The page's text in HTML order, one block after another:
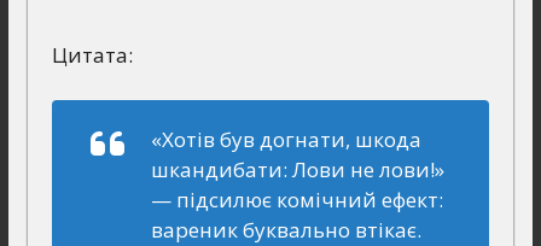
Цитата:
«Хотів був догнати, шкода
шкандибати: Лови не лови!»
— підсилює комічний ефект:
вареник буквально втікає.